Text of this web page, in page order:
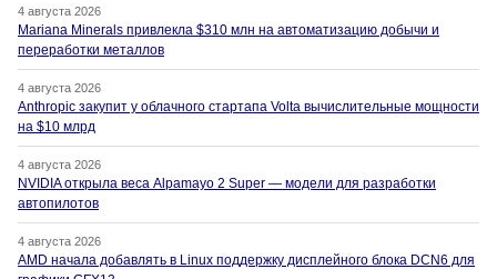
4 августа 2026
Mariana Minerals привлекла $310 млн на автоматизацию добычи и
переработки металлов
4 августа 2026
Anthropic закупит у облачного стартапа Volta вычислительные мощности
на $10 млрд
4 августа 2026
NVIDIA открыла веса Alpamayo 2 Super — модели для разработки
автопилотов
4 августа 2026
AMD начала добавлять в Linux поддержку дисплейного блока DCN6 для